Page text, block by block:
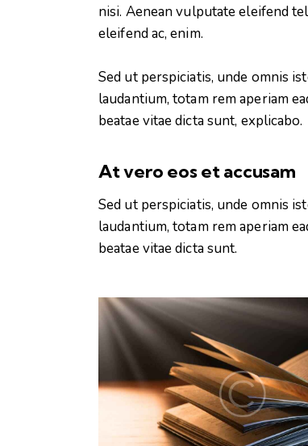
nisi. Aenean vulputate eleifend
eleifend ac, enim.
Sed ut perspiciatis, unde omnis
laudantium, totam rem aperiam
beatae vitae dicta sunt, explicabo.
At vero eos et accusam
Sed ut perspiciatis, unde omnis
laudantium, totam rem aperiam
beatae vitae dicta sunt.